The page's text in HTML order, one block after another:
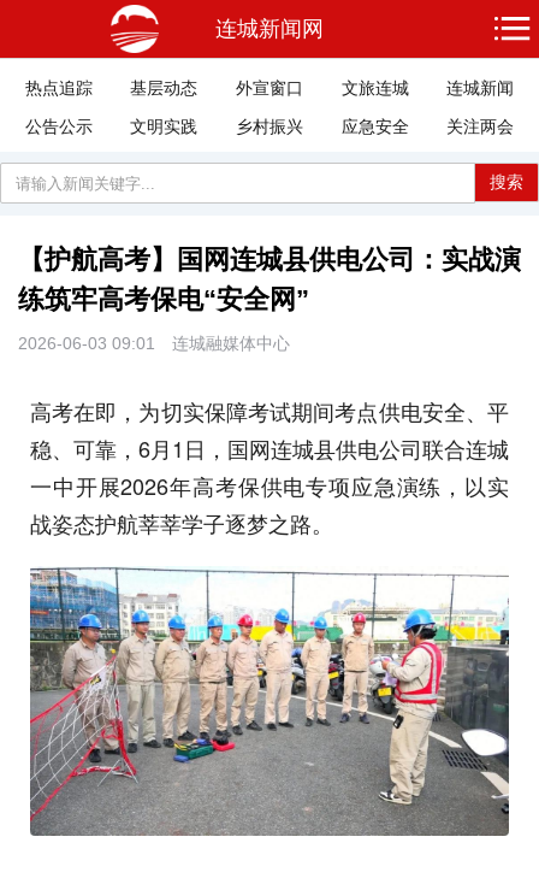
连城新闻网
热点追踪 基层动态 外宣窗口 文旅连城
连城新闻
公告公示
文明实践 乡村振兴 应急安全 关注两会
搜索
【护航高考】国网连城县供电公司：实战演
练筑牢高考保电“安全网”
2026-06-03 09:01 连城融媒体中心
高考在即，为切实保障考试期间考点供电安全、平
稳、可靠，6月1日，国网连城县供电公司联合连城
一中开展2026年高考保供电专项应急演练，以实
战姿态护航莘莘学子逐梦之路。